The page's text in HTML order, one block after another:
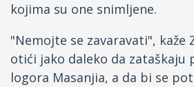
kojima su one snimljene.
"Nemojte se zavaravati", kaže
otići jako daleko da zataškaju
logora Masanjia, a da bi se